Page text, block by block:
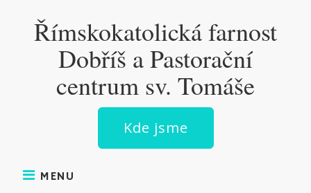
Římskokatolická farnost
Dobříš a Pastorační
centrum sv. Tomáše
Kde jsme
MENU